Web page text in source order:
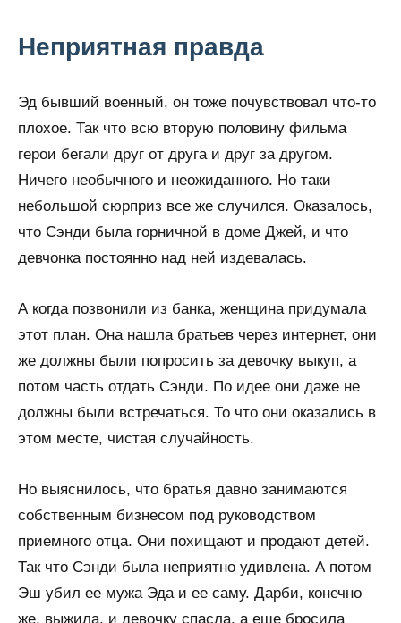
Неприятная правда
Эд бывший военный, он тоже почувствовал что-то
плохое. Так что всю вторую половину фильма
герои бегали друг от друга и друг за другом.
Ничего необычного и неожиданного. Но таки
небольшой сюрприз все же случился. Оказалось,
что Сэнди была горничной в доме Джей, и что
девчонка постоянно над ней издевалась.
А когда позвонили из банка, женщина придумала
этот план. Она нашла братьев через интернет, они
же должны были попросить за девочку выкуп, а
потом часть отдать Сэнди. По идее они даже не
должны были встречаться. То что они оказались в
этом месте, чистая случайность.
Но выяснилось, что братья давно занимаются
собственным бизнесом под руководством
приемного отца. Они похищают и продают детей.
Так что Сэнди была неприятно удивлена. А потом
Эш убил ее мужа Эда и ее саму. Дарби, конечно
же, выжила, и девочку спасла, а еще бросила